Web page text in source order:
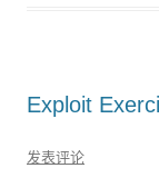
Exploit
发表评论